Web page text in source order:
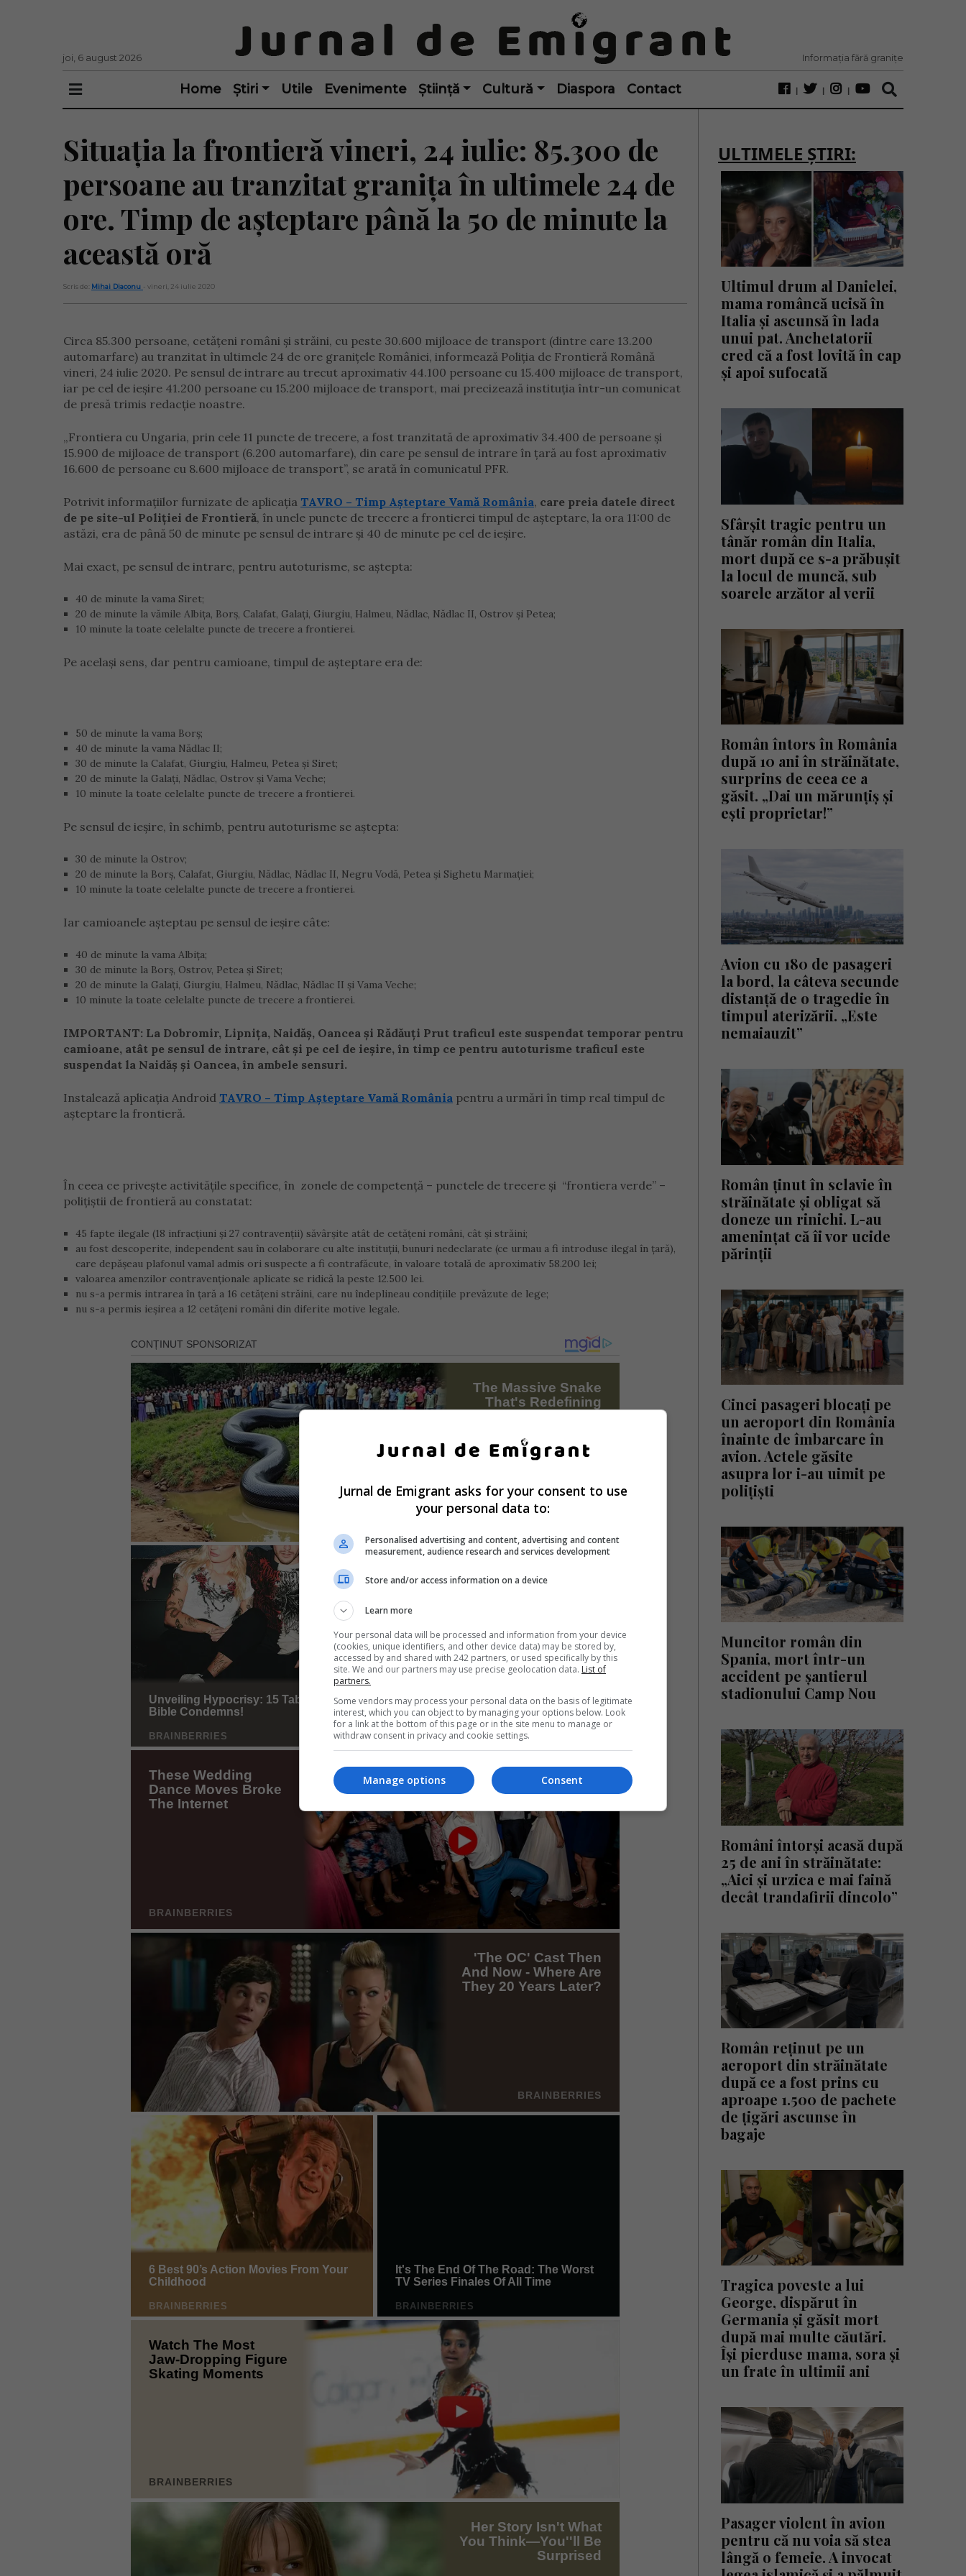
joi, 6 august 2026 Informația fără granițe
Home Știri Utile Evenimente Știință Cultură Diaspora Contact
Situația la frontieră vineri, 24 iulie: 85.300 de
persoane au tranzitat granița în ultimele 24 de
ore. Timp de așteptare până la 50 de minute la
această oră
Scris de: Mihai Diaconu - vineri, 24 iulie 2020
Circa 85.300 persoane, cetățeni români și străini, cu peste 30.600 mijloace de transport (dintre care 13.200
automarfare) au tranzitat în ultimele 24 de ore granițele României, informează Poliția de Frontieră Română
vineri, 24 iulie 2020. Pe sensul de intrare au trecut aproximativ 44.100 persoane cu 15.400 mijloace de transport,
iar pe cel de ieșire 41.200 persoane cu 15.200 mijloace de transport, mai precizează instituția într-un comunicat
de presă trimis redacție noastre.
„Frontiera cu Ungaria, prin cele 11 puncte de trecere, a fost tranzitată de aproximativ 34.400 de persoane şi
15.900 de mijloace de transport (6.200 automarfare), din care pe sensul de intrare în ţară au fost aproximativ
16.600 de persoane cu 8.600 mijloace de transport”, se arată în comunicatul PFR.
Potrivit informațiilor furnizate de aplicația TAVRO – Timp Așteptare Vamă România, care preia datele direct
de pe site-ul Poliției de Frontieră, în unele puncte de trecere a frontierei timpul de așteptare, la ora 11:00 de
astăzi, era de până 50 de minute pe sensul de intrare și 40 de minute pe cel de ieșire.
Mai exact, pe sensul de intrare, pentru autoturisme, se aștepta:
40 de minute la vama Siret;
20 de minute la vămile Albița, Borș, Calafat, Galați, Giurgiu, Halmeu, Nădlac, Nădlac II, Ostrov și Petea;
10 minute la toate celelalte puncte de trecere a frontierei.
Pe același sens, dar pentru camioane, timpul de așteptare era de:
50 de minute la vama Borș;
40 de minute la vama Nădlac II;
30 de minute la Calafat, Giurgiu, Halmeu, Petea și Siret;
20 de minute la Galați, Nădlac, Ostrov și Vama Veche;
10 minute la toate celelalte puncte de trecere a frontierei.
Pe sensul de ieșire, în schimb, pentru autoturisme se aștepta:
30 de minute la Ostrov;
20 de minute la Borș, Calafat, Giurgiu, Nădlac, Nădlac II, Negru Vodă, Petea și Sighetu Marmației;
10 minute la toate celelalte puncte de trecere a frontierei.
Iar camioanele așteptau pe sensul de ieșire câte:
40 de minute la vama Albița;
30 de minute la Borș, Ostrov, Petea și Siret;
20 de minute la Galați, Giurgiu, Halmeu, Nădlac, Nădlac II și Vama Veche;
10 minute la toate celelalte puncte de trecere a frontierei.
IMPORTANT: La Dobromir, Lipnița, Naidăș, Oancea și Rădăuți Prut traficul este suspendat temporar pentru
camioane, atât pe sensul de intrare, cât și pe cel de ieșire, în timp ce pentru autoturisme traficul este
suspendat la Naidăș și Oancea, în ambele sensuri.
Instalează aplicația Android TAVRO – Timp Așteptare Vamă România pentru a urmări în timp real timpul de
așteptare la frontieră.
În ceea ce priveşte activităţile specifice, în zonele de competenţă – punctele de trecere şi “frontiera verde” –
poliţiştii de frontieră au constatat:
45 fapte ilegale (18 infracţiuni şi 27 contravenţii) săvârşite atât de cetăţeni români, cât şi străini;
au fost descoperite, independent sau în colaborare cu alte instituţii, bunuri nedeclarate (ce urmau a fi introduse ilegal în ţară),
care depăşeau plafonul vamal admis ori suspecte a fi contrafăcute, în valoare totală de aproximativ 58.200 lei;
valoarea amenzilor contravenţionale aplicate se ridică la peste 12.500 lei.
nu s-a permis intrarea în ţară a 16 cetăţeni străini, care nu îndeplineau condiţiile prevăzute de lege;
nu s-a permis ieşirea a 12 cetăţeni români din diferite motive legale.
ULTIMELE ȘTIRI:
Ultimul drum al Danielei,
mama româncă ucisă în
Italia și ascunsă în lada
unui pat. Anchetatorii
cred că a fost lovită în cap
și apoi sufocată
Sfârșit tragic pentru un
tânăr român din Italia,
mort după ce s-a prăbușit
la locul de muncă, sub
soarele arzător al verii
Român întors în România
după 10 ani în străinătate,
surprins de ceea ce a
găsit. „Dai un mărunțiș și
ești proprietar!”
Avion cu 180 de pasageri
la bord, la câteva secunde
distanță de o tragedie în
timpul aterizării. „Este
nemaiauzit”
Român ținut în sclavie în
străinătate și obligat să
doneze un rinichi. L-au
amenințat că îi vor ucide
părinții
Cinci pasageri blocați pe
un aeroport din România
înainte de îmbarcare în
avion. Actele găsite
asupra lor i-au uimit pe
polițiști
Muncitor român din
Spania, mort într-un
accident pe șantierul
stadionului Camp Nou
Români întorși acasă după
25 de ani în străinătate:
„Aici și urzica e mai faină
decât trandafirii dincolo”
Român reținut pe un
aeroport din străinătate
după ce a fost prins cu
aproape 1.500 de pachete
de țigări ascunse în
bagaje
Tragica poveste a lui
George, dispărut în
Germania și găsit mort
după mai multe căutări.
Își pierduse mama, sora și
un frate în ultimii ani
Pasager violent în avion
pentru că nu voia să stea
lângă o femeie. A invocat
Jurnal de Emigrant asks for your consent to use
your personal data to:
Personalised advertising and content, advertising and content
measurement, audience research and services development
Store and/or access information on a device
Learn more
Your personal data will be processed and information from your device
(cookies, unique identifiers, and other device data) may be stored by,
accessed by and shared with 242 partners, or used specifically by this
site. We and our partners may use precise geolocation data. List of
partners.
Some vendors may process your personal data on the basis of legitimate
interest, which you can object to by managing your options below. Look
for a link at the bottom of this page or in the site menu to manage or
withdraw consent in privacy and cookie settings.
Consent
Manage options